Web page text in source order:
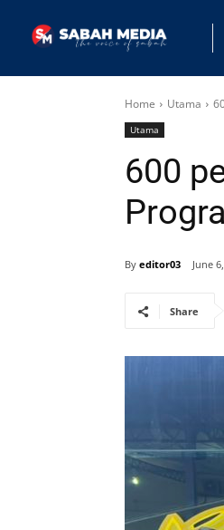
Home Utama
Utama
600
By editor03 June
Share